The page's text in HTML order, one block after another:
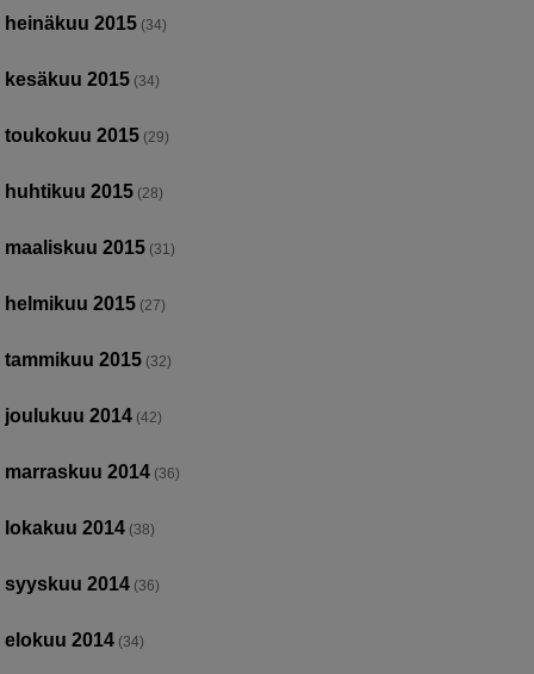
heinäkuu 2015 (34)
kesäkuu 2015 (34)
toukokuu 2015 (29)
huhtikuu 2015 (28)
maaliskuu 2015 (31)
helmikuu 2015 (27)
tammikuu 2015 (32)
joulukuu 2014 (42)
marraskuu 2014 (36)
lokakuu 2014 (38)
syyskuu 2014 (36)
elokuu 2014 (34)